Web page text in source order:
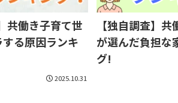
共働き子育て世
る原因ランキ
2025.10.31
【独自調査】
が選んだ負担な
グ!